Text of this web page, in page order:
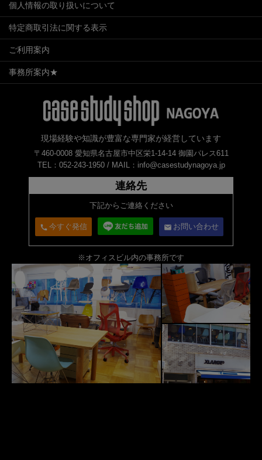
個人情報の取り扱いについて
特定商取引法に関する表示
ご利用案内
事務所案内★
現場経験や知識が豊富な専門家が経営しています
〒460-0008 愛知県名古屋市中区栄1-14-14 御園パレス611
TEL：052-243-1950 / MAIL：info@casestudynagoya.jp
連絡先
下記からご連絡ください
call 今すぐ発信 email お問い合わせ
※オフィスビル内の事務所です